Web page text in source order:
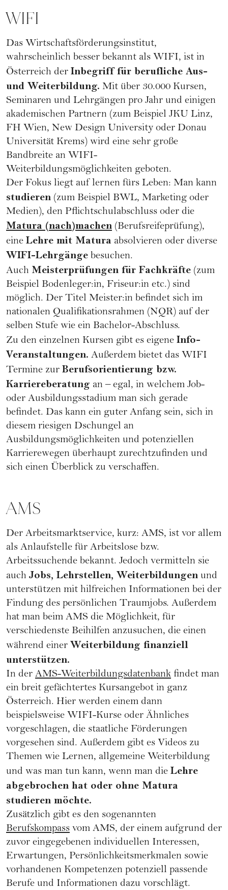
WIFI
Das Wirtschaftsförderungsinstitut,
wahrscheinlich besser bekannt als WIFI, ist in
Österreich der Inbegriff für berufliche Aus-
und Weiterbildung. Mit über 30.000 Kursen,
Seminaren und Lehrgängen pro Jahr und einigen
akademischen Partnern (zum Beispiel JKU Linz,
FH Wien, New Design University oder Donau
Universität Krems) wird eine sehr große
Bandbreite an WIFI-
Weiterbildungsmöglichkeiten geboten.
Der Fokus liegt auf lernen fürs Leben: Man kann
studieren (zum Beispiel BWL, Marketing oder
Medien), den Pflichtschulabschluss oder die
Matura (nach)machen (Berufsreifeprüfung),
eine Lehre mit Matura absolvieren oder diverse
WIFI-Lehrgänge besuchen.
Auch Meisterprüfungen für Fachkräfte (zum
Beispiel Bodenleger:in, Friseur:in etc.) sind
möglich. Der Titel Meister:in befindet sich im
nationalen Qualifikationsrahmen (NQR) auf der
selben Stufe wie ein Bachelor-Abschluss.
Zu den einzelnen Kursen gibt es eigene Info-
Veranstaltungen. Außerdem bietet das WIFI
Termine zur Berufsorientierung bzw.
Karriereberatung an – egal, in welchem Job-
oder Ausbildungsstadium man sich gerade
befindet. Das kann ein guter Anfang sein, sich in
diesem riesigen Dschungel an
Ausbildungsmöglichkeiten und potenziellen
Karrierewegen überhaupt zurechtzufinden und
sich einen Überblick zu verschaffen.
AMS
Der Arbeitsmarktservice, kurz: AMS, ist vor allem
als Anlaufstelle für Arbeitslose bzw.
Arbeitssuchende bekannt. Jedoch vermitteln sie
auch Jobs, Lehrstellen, Weiterbildungen und
unterstützen mit hilfreichen Informationen bei der
Findung des persönlichen Traumjobs. Außerdem
hat man beim AMS die Möglichkeit, für
verschiedenste Beihilfen anzusuchen, die einen
während einer Weiterbildung finanziell
unterstützen.
In der AMS-Weiterbildungsdatenbank findet man
ein breit gefächtertes Kursangebot in ganz
Österreich. Hier werden einem dann
beispielsweise WIFI-Kurse oder Ähnliches
vorgeschlagen, die staatliche Förderungen
vorgesehen sind. Außerdem gibt es Videos zu
Themen wie Lernen, allgemeine Weiterbildung
und was man tun kann, wenn man die Lehre
abgebrochen hat oder ohne Matura
studieren möchte.
Zusätzlich gibt es den sogenannten
Berufskompass vom AMS, der einem aufgrund der
zuvor eingegebenen individuellen Interessen,
Erwartungen, Persönlichkeitsmerkmalen sowie
vorhandenen Kompetenzen potenziell passende
Berufe und Informationen dazu vorschlägt.